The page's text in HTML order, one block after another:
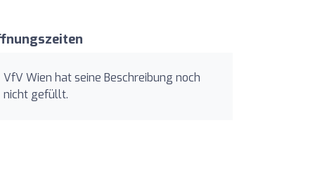
VfV Wien hat seine Beschreibung noch
nicht gefüllt.